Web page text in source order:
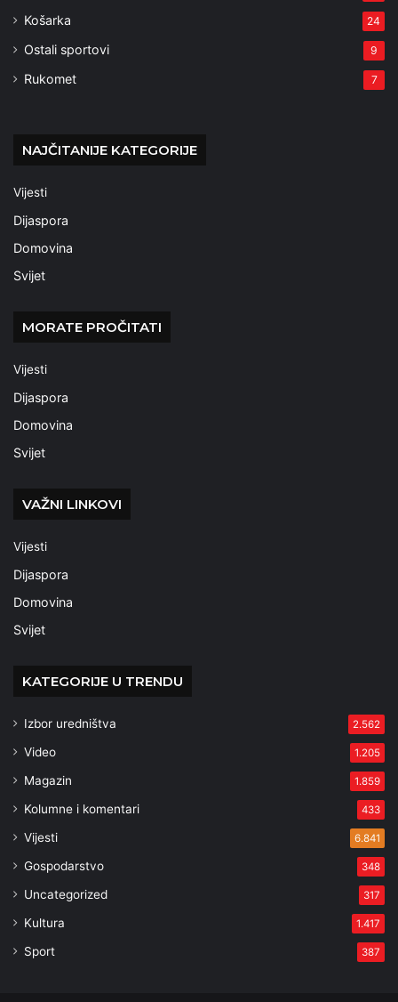
Košarka 24
Ostali sportovi 9
Rukomet 7
NAJČITANIJE KATEGORIJE
Vijesti
Dijaspora
Domovina
Svijet
MORATE PROČITATI
Vijesti
Dijaspora
Domovina
Svijet
VAŽNI LINKOVI
Vijesti
Dijaspora
Domovina
Svijet
KATEGORIJE U TRENDU
Izbor uredništva 2.562
Video 1.205
Magazin 1.859
Kolumne i komentari 433
Vijesti 6.841
Gospodarstvo 348
Uncategorized 317
Kultura 1.417
Sport 387